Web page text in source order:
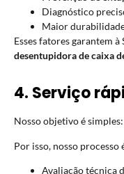
Diagnóstico
Maior
Esses fatores garantem
desentupidora de caixa
4. Serviço
Nosso objetivo é simples:
Por isso, nosso
Avaliação técnica